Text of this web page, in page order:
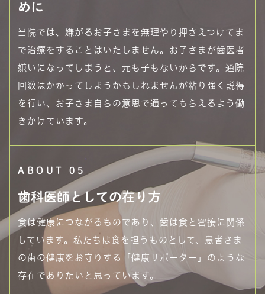
めに
当院では、嫌がるお子さまを無理やり押さえつけてま
で治療をすることはいたしません。お子さまが歯医者
嫌いになってしまうと、元も子もないからです。通院
回数はかかってしまうかもしれませんが粘り強く説得
を行い、お子さま自らの意思で通ってもらえるよう働
きかけています。
ABOUT 05
歯科医師としての在り方
食は健康につながるものであり、歯は食と密接に関係
しています。私たちは食を担うものとして、患者さま
の歯の健康をお守りする「健康サポーター」のような
存在でありたいと思っています。